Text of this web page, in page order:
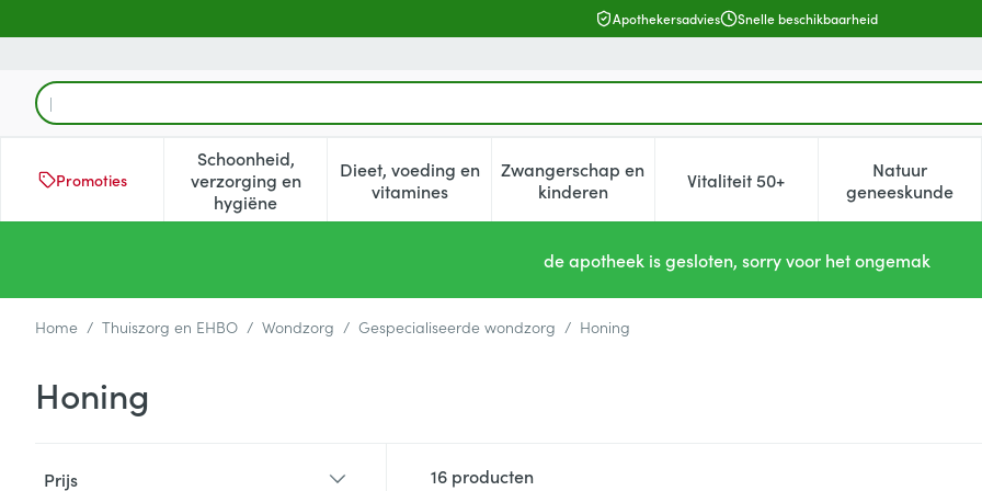
Apothekersadvies Snelle beschikbaarheid
Product, merk, categorie...
Promoties
Schoonheid,
verzorging en
hygiëne
Toon submenu voor Schoonheid, verzorging en hygiëne categorie
Dieet, voeding en
vitaminesToon submenu voor Dieet, voeding en vitamines categorie
Zwangerschap en
kinderenToon submenu voor Zwangerschap en kinderen
Vitaliteit 50+Toon submenu voor Vitaliteit
Natuur
geneeskunde
Toon
de apotheek is gesloten, sorry voor het ongemak
Home / Thuiszorg en EHBO / Wondzorg / Gespecialiseerde wondzorg / Honing
Honing
Prijs
16 producten